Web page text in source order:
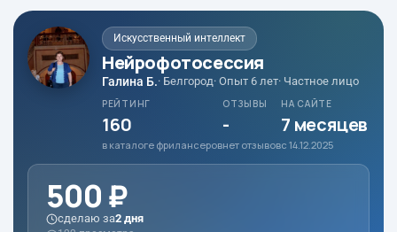
Искусственный интеллект
Нейрофотосессия
Галина Б.· Белгород· Опыт 6 лет· Частное лицо
РЕЙТИНГ
160
в каталоге фрилансеров
ОТЗЫВЫ
-
нет отзывов
НА САЙТЕ
7 месяцев
с 14.12.2025
500 ₽
сделаю за2 дня